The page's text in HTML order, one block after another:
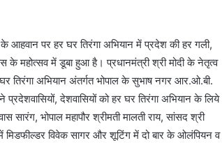
के आहवान पर हर घर तिरंगा अभियान में प्रदेश की हर गली,
के महोत्सव में डूबा हुआ है। प्रधानमंत्री श्री मोदी के नेतृत्व
तिरंगा अभियान अंतर्गत भोपाल के सुभाष नगर आर.ओ.बी.
देशवासियों को हर घर तिरंगा अभियान के लिये
सारंग, भोपाल महापौर श्रीमती मालती राय, सांसद श्री
में मिडफील्डर विवेक सागर और शूटिंग में दो बार के ओलंपियन व